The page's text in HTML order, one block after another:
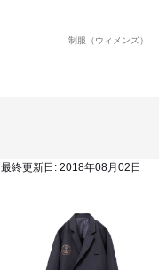
制服（ウィメンズ）
最終更新日: 2018年08月02日